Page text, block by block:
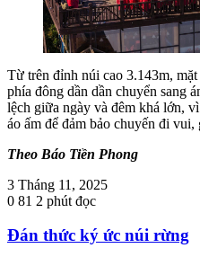
Từ trên đỉnh núi cao 3.143m,
phía đông dần dần chuyển sang
lệch giữa ngày và đêm khá lớn,
áo ấm để đảm bảo chuyến đi
Theo Báo Tiền Phong
3 Tháng 11, 2025
0 81 2 phút đọc
Đán thức ký ức núi rừng